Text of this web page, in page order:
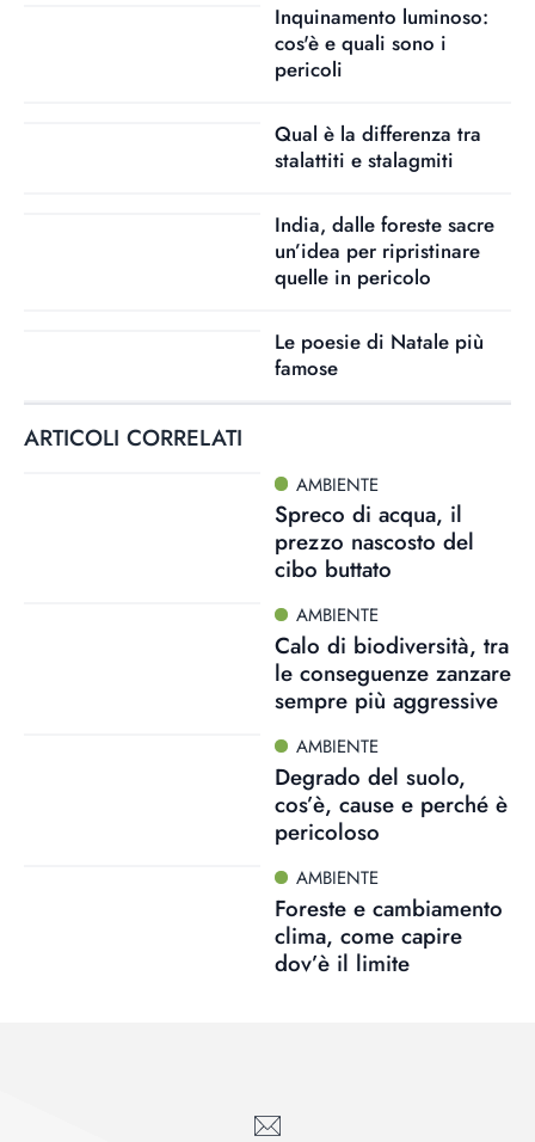
Inquinamento luminoso:
cos'è e quali sono i
pericoli
Qual è la differenza tra
stalattiti e stalagmiti
India, dalle foreste sacre
un’idea per ripristinare
quelle in pericolo
Le poesie di Natale più
famose
ARTICOLI CORRELATI
AMBIENTE
Spreco di acqua, il
prezzo nascosto del
cibo buttato
AMBIENTE
Calo di biodiversità, tra
le conseguenze zanzare
sempre più aggressive
AMBIENTE
Degrado del suolo,
cos’è, cause e perché è
pericoloso
AMBIENTE
Foreste e cambiamento
clima, come capire
dov’è il limite